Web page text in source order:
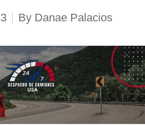
Posted
By Danae Palacios